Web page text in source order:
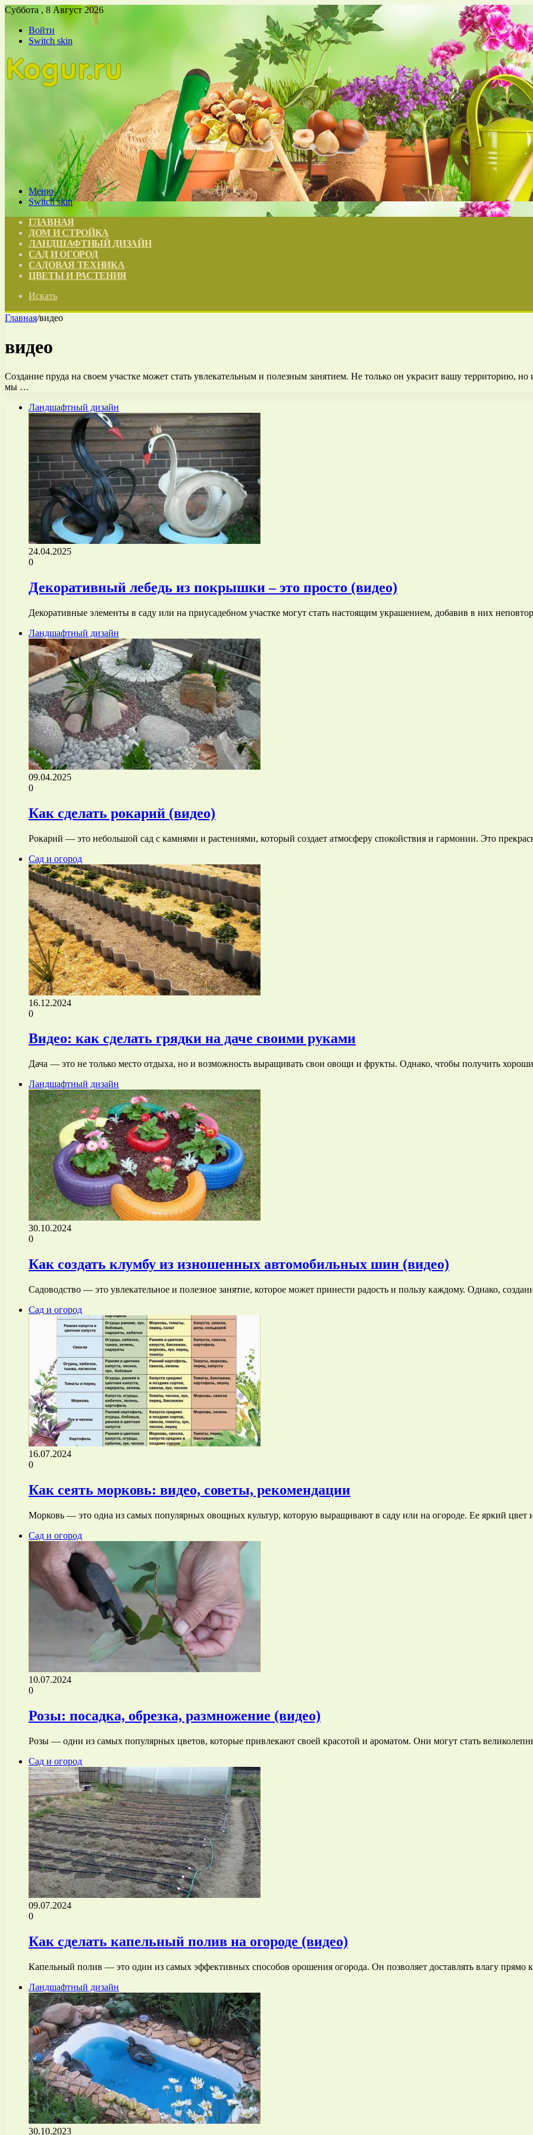
Суббота , 8 Август 2026
Войти
Switch skin
Меню
Switch skin
ГЛАВНАЯ
ДОМ И СТРОЙКА
ЛАНДШАФТНЫЙ ДИЗАЙН
САД И ОГОРОД
САДОВАЯ ТЕХНИКА
ЦВЕТЫ И РАСТЕНИЯ
Искать
Главная/видео
видео
Создание пруда на своем участке может стать увлекательным и полезным занятием. Не только он украсит вашу территорию,
мы …
Ландшафтный дизайн
24.04.2025
0
Декоративный лебедь из покрышки – это просто (видео)
Декоративные элементы в саду или на приусадебном участке могут стать настоящим украшением, добавив в них
Ландшафтный дизайн
09.04.2025
0
Как сделать рокарий (видео)
Рокарий — это небольшой сад с камнями и растениями, который создает атмосферу спокойствия и гармонии. Это
Сад и огород
16.12.2024
0
Видео: как сделать грядки на даче своими руками
Дача — это не только место отдыха, но и возможность выращивать свои овощи и фрукты. Однако, чтобы получить
Ландшафтный дизайн
30.10.2024
0
Как создать клумбу из изношенных автомобильных шин (видео)
Садоводство — это увлекательное и полезное занятие, которое может принести радость и пользу каждому. Однако,
Сад и огород
16.07.2024
0
Как сеять морковь: видео, советы, рекомендации
Морковь — это одна из самых популярных овощных культур, которую выращивают в саду или на огороде. Ее яркий
Сад и огород
10.07.2024
0
Розы: посадка, обрезка, размножение (видео)
Розы — одни из самых популярных цветов, которые привлекают своей красотой и ароматом. Они могут стать
Сад и огород
09.07.2024
0
Как сделать капельный полив на огороде (видео)
Капельный полив — это один из самых эффективных способов орошения огорода. Он позволяет доставлять влагу
Ландшафтный дизайн
30.10.2023